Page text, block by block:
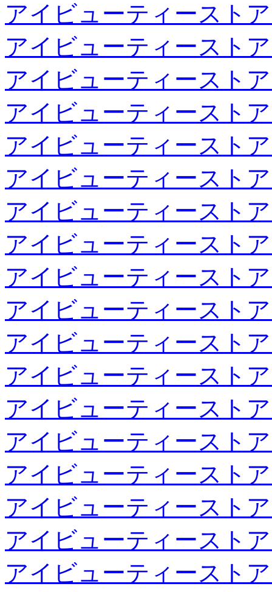
アイビューティースト
アイビューティースト
アイビューティースト
アイビューティースト
アイビューティースト
アイビューティースト
アイビューティースト
アイビューティースト
アイビューティースト
アイビューティースト
アイビューティースト
アイビューティースト
アイビューティースト
アイビューティースト
アイビューティースト
アイビューティースト
アイビューティースト
アイビューティースト